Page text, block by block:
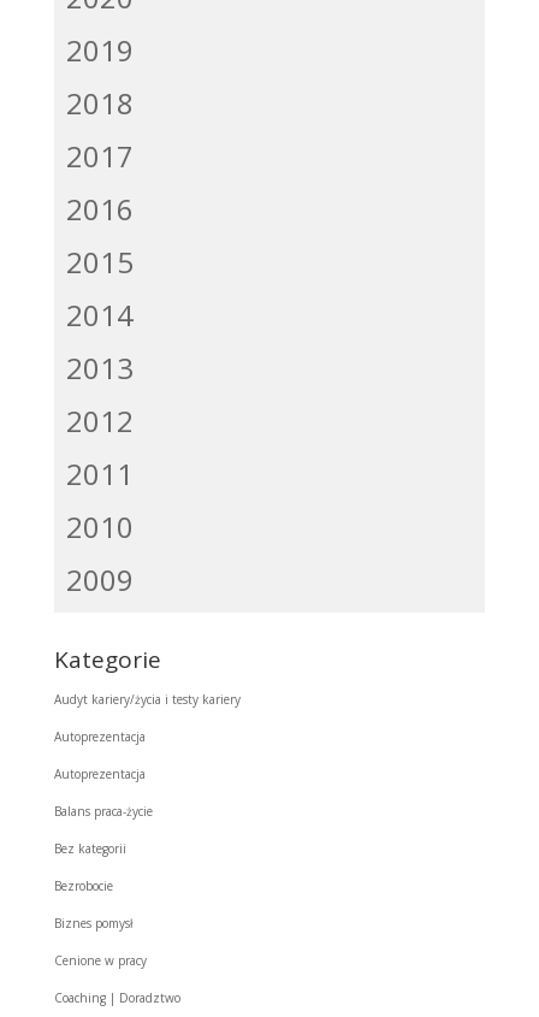
2019
2018
2017
2016
2015
2014
2013
2012
2011
2010
2009
Kategorie
Audyt kariery/życia i testy kariery
Autoprezentacja
Autoprezentacja
Balans praca-życie
Bez kategorii
Bezrobocie
Biznes pomysł
Cenione w pracy
Coaching | Doradztwo